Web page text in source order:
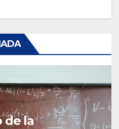
de la